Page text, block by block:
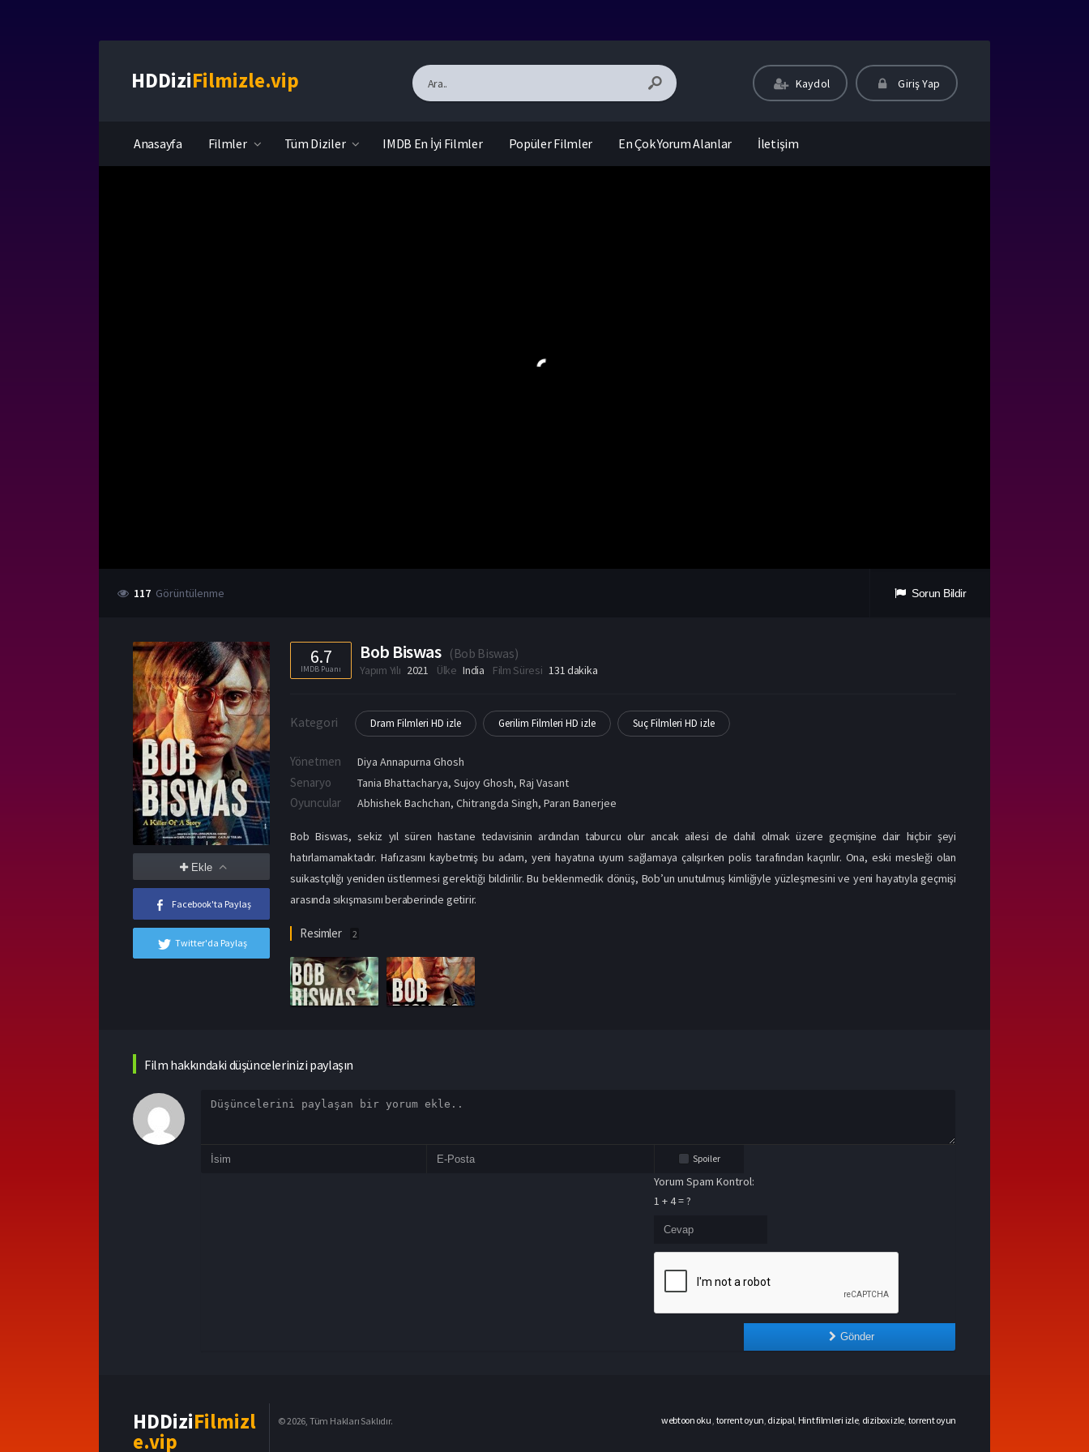
HDDiziFilmizle.vip Kaydol Giriş Yap
Anasayfa Filmler Tüm Diziler IMDB En İyi Filmler Popüler Filmler En Çok Yorum Alanlar İletişim
117 Görüntülenme Sorun Bildir
Ekle
Facebook'ta Paylaş
Twitter'da Paylaş
6.7
IMDB Puanı
Bob Biswas (Bob Biswas)
Yapım Yılı 2021 Ülke India Film Süresi 131 dakika
Kategori Dram Filmleri HD izle Gerilim Filmleri HD izle Suç Filmleri HD izle
Yönetmen Diya Annapurna Ghosh
Senaryo Tania Bhattacharya, Sujoy Ghosh, Raj Vasant
Oyuncular Abhishek Bachchan,Chitrangda Singh,Paran Banerjee
Bob Biswas, sekiz yıl süren hastane tedavisinin ardından taburcu olur ancak ailesi de dahil olmak üzere geçmişine dair hiçbir şeyi
hatırlamamaktadır. Hafızasını kaybetmiş bu adam, yeni hayatına uyum sağlamaya çalışırken polis tarafından kaçırılır. Ona, eski mesleği olan
suikastçılığı yeniden üstlenmesi gerektiği bildirilir. Bu beklenmedik dönüş, Bob’un unutulmuş kimliğiyle yüzleşmesini ve yeni hayatıyla geçmişi
arasında sıkışmasını beraberinde getirir.
Resimler 2
Film hakkındaki düşüncelerinizi paylaşın
Spoiler
Yorum Spam Kontrol:
1 + 4 = ?
Gönder
HDDiziFilmizl
e.vip
© 2026, Tüm Hakları Saklıdır. webtoon oku torrent oyun dizipal Hint filmleri izle, dizibox izle torrent oyun